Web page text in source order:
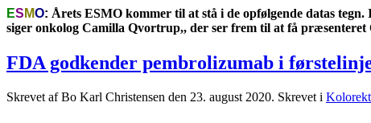
ES MO: Årets ESMO kommer til at stå i de opfølgende datas
siger onkolog Camilla Qvortrup,, der ser frem til at få
FDA godkender pembrolizumab i
Skrevet af Bo Karl Christensen den 23. august 2020. Skrevet i